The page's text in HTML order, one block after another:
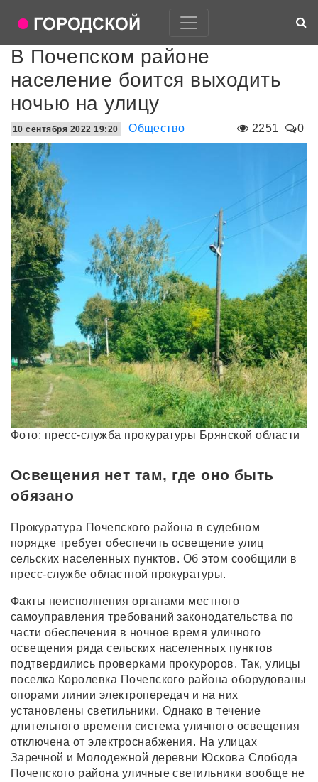
В Почепском районе
население боится выходить
ночью на улицу
2251 0
10 сентября 2022 19:20 Общество
Фото: пресс-служба прокуратуры Брянской области
Освещения нет там, где оно быть
обязано
Прокуратура Почепского района в судебном
порядке требует обеспечить освещение улиц
сельских населенных пунктов. Об этом сообщили в
пресс-службе областной прокуратуры.
Факты неисполнения органами местного
самоуправления требований законодательства по
части обеспечения в ночное время уличного
освещения ряда сельских населенных пунктов
подтвердились проверками прокуроров. Так, улицы
поселка Королевка Почепского района оборудованы
опорами линии электропередач и на них
установлены светильники. Однако в течение
длительного времени система уличного освещения
отключена от электроснабжения. На улицах
Заречной и Молодежной деревни Юскова Слобода
Почепского района уличные светильники вообще не